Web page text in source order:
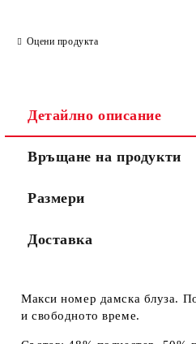
Оцени продукта
Детайлно описание
Връщане на продукти
Размери
Доставка
Макси номер дамска блуза.
и свободното време.